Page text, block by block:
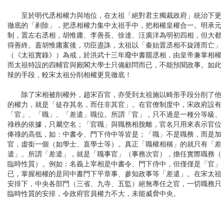
至於明代丞相權力與地位，在太祖「絕對君主獨裁政府」統治下
徹底的「剷除」，把丞相權力集中太祖手中，把相權皇權合一。明承元
制，置左右丞相，胡惟庸、李善長、徐達、汪廣洋為明初四相，但大
得善終。蓋胡惟庸案後，功臣盡誅，太祖以「秦始置丞相不旋踵而亡」
（《太祖實錄》）為戒，於洪武十三年廢中書罷丞相，由皇帝兼掌相
而太祖特設的四輔官與殿閣大學士只備顧問而已，不能預聞政事。如
辣的手段，較宋太祖分削相權更見徹底！
除了宋相被削權外，趙宋百官，亦受到太祖施以畸形手段分削了
的權力，就是「徒存其名，而任非其官」。在官僚制度中，宋政府設有
「官」、「職」、「差遣」職位。所謂「官」，只不過是一種分等級
祿秩的依據，只屬空名；「官職」與職務相脫離，官名只用來表示官
俸祿的高低，如：中書令、門下侍中等皆是；「職」不是職務，而是加
官，虛銜一個（如學士、直學士等）。真正「職權相稱」的就只有「差
遣」。所謂「差遣」，就是「職事官」（事務次官），擔任實際職務
臨時性質）。例如：名義上宰相是中書令、門下侍中，但僅僅是「官
已，掌握相權的是同中書門下平章事、參知政事等「差遣」。在宋太
安排下，中央各部門（三省、九寺、五監）絕無專任之官，一切職務
臨時性質的安排，令政府官員權力不大，未能威脅中央。